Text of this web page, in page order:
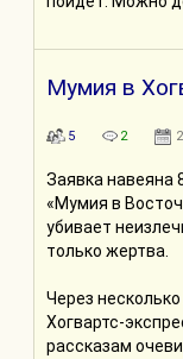
Мумия в
5 2
Заявка навеяна
«Мумия в
убивает
только жертва.
Через
Хогвартс-
рассказам